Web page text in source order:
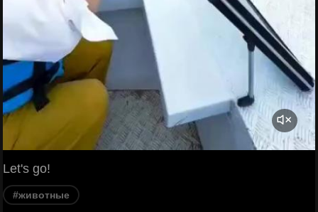
Let's go!
#животные